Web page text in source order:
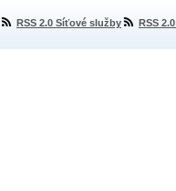
RSS 2.0 Síťové služby RSS